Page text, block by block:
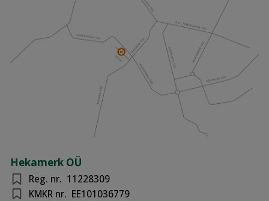
Hekamerk OÜ
Reg. nr. 11228309
KMKR nr. EE101036779